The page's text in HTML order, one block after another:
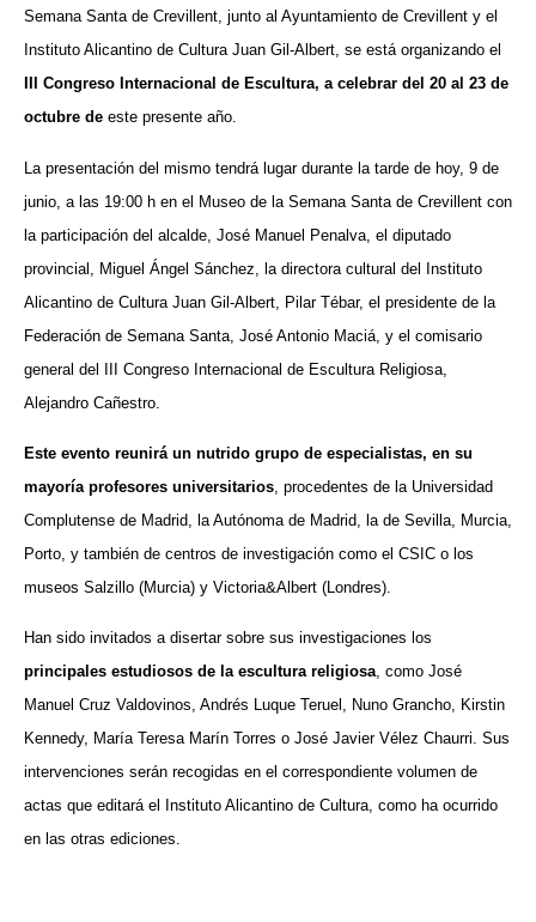
Semana Santa de Crevillent, junto al Ayuntamiento de Crevillent y el
Instituto Alicantino de Cultura Juan Gil-Albert, se está organizando el
III Congreso Internacional de Escultura, a celebrar del 20 al 23 de
octubre de este presente año.
La presentación del mismo tendrá lugar durante la tarde de hoy, 9 de
junio, a las 19:00 h en el Museo de la Semana Santa de Crevillent con
la participación del alcalde, José Manuel Penalva, el diputado
provincial, Miguel Ángel Sánchez, la directora cultural del Instituto
Alicantino de Cultura Juan Gil-Albert, Pilar Tébar, el presidente de la
Federación de Semana Santa, José Antonio Maciá, y el comisario
general del III Congreso Internacional de Escultura Religiosa,
Alejandro Cañestro.
Este evento reunirá un nutrido grupo de especialistas, en su
mayoría profesores universitarios , procedentes de la Universidad
Complutense de Madrid, la Autónoma de Madrid, la de Sevilla, Murcia,
Porto, y también de centros de investigación como el CSIC o los
museos Salzillo (Murcia) y Victoria&Albert (Londres).
Han sido invitados a disertar sobre sus investigaciones los
principales estudiosos de la escultura religiosa, como José
Manuel Cruz Valdovinos, Andrés Luque Teruel, Nuno Grancho, Kirstin
Kennedy, María Teresa Marín Torres o José Javier Vélez Chaurri. Sus
intervenciones serán recogidas en el correspondiente volumen de
actas que editará el Instituto Alicantino de Cultura, como ha ocurrido
en las otras ediciones.